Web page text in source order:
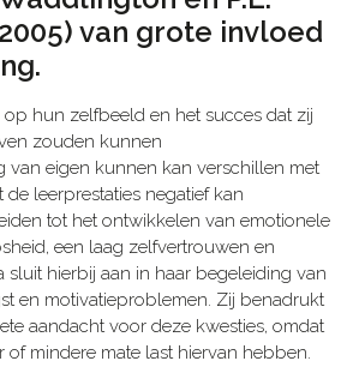
van grote invloed
hun zelfbeeld en het succes dat zij
zouden kunnen
van eigen kunnen kan verschillen met
leerprestaties negatief kan
tot het ontwikkelen van emotionele
een laag zelfvertrouwen en
sluit hierbij aan in haar begeleiding van
en motivatieproblemen. Zij benadrukt
aandacht voor deze kwesties, omdat
of mindere mate last hiervan hebben.